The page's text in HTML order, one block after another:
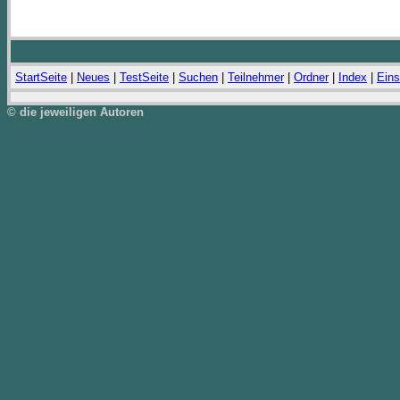
StartSeite Neues TestSeite Suchen Teilnehmer| Ordner| Index
© die jeweiligen Autoren